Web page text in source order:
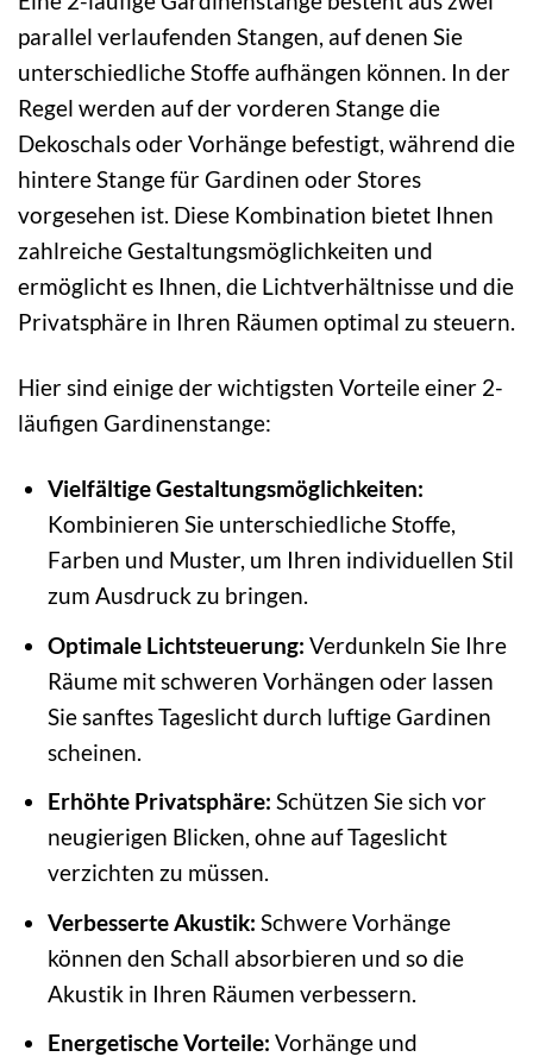
parallel verlaufenden Stangen, auf denen Sie
unterschiedliche Stoffe aufhängen können. In der
Regel werden auf der vorderen Stange die
Dekoschals oder Vorhänge befestigt, während die
hintere Stange für Gardinen oder Stores
vorgesehen ist. Diese Kombination bietet Ihnen
zahlreiche Gestaltungsmöglichkeiten und
ermöglicht es Ihnen, die Lichtverhältnisse und die
Privatsphäre in Ihren Räumen optimal zu steuern.
Hier sind einige der wichtigsten Vorteile einer 2-
läufigen Gardinenstange:
Vielfältige Gestaltungsmöglichkeiten:
Kombinieren Sie unterschiedliche Stoffe,
Farben und Muster, um Ihren individuellen Stil
zum Ausdruck zu bringen.
Optimale Lichtsteuerung: Verdunkeln Sie Ihre
Räume mit schweren Vorhängen oder lassen
Sie sanftes Tageslicht durch luftige Gardinen
scheinen.
Erhöhte Privatsphäre: Schützen Sie sich vor
neugierigen Blicken, ohne auf Tageslicht
verzichten zu müssen.
Verbesserte Akustik: Schwere Vorhänge
können den Schall absorbieren und so die
Akustik in Ihren Räumen verbessern.
Energetische Vorteile: Vorhänge und